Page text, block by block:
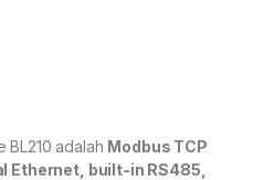
BL210 adalah Modbus TCP
Ethernet, built-in RS485,